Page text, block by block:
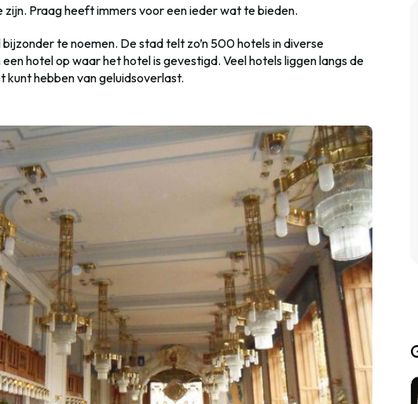
Praag heeft immers voor een ieder wat te bieden.
te noemen. De stad telt zo’n 500 hotels in diverse
hotel op waar het hotel is gevestigd. Veel hotels liggen langs de
hebben van geluidsoverlast.